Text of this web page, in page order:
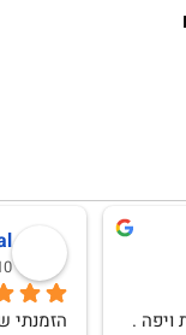
Anat Weksler